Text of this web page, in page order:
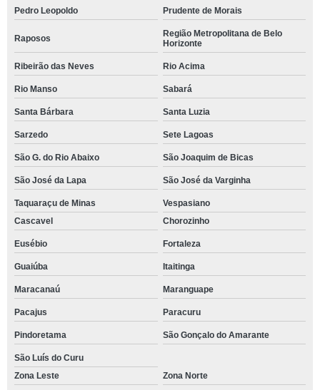
Pedro Leopoldo Prudente de Morais
Raposos
Região Metropolitana de Belo
Horizonte
Ribeirão das Neves Rio Acima
Rio Manso Sabará
Santa Bárbara Santa Luzia
Sarzedo Sete Lagoas
São G. do Rio Abaixo São Joaquim de Bicas
São José da Lapa São José da Varginha
Taquaraçu de Minas
Vespasiano
Cascavel
Chorozinho
Eusébio Fortaleza
Guaiúba Itaitinga
Maracanaú Maranguape
Pacajus Paracuru
Pindoretama São Gonçalo do Amarante
São Luís do Curu
Zona Leste
Zona Norte